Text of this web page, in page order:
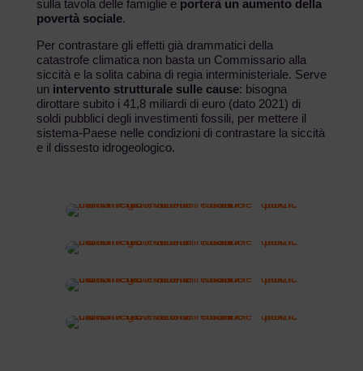
sulla tavola delle famiglie e porterà un aumento della
povertà sociale.
Per contrastare gli effetti già drammatici della
catastrofe climatica non basta un Commissario alla
siccità e la solita cabina di regia interministeriale. Serve
un intervento strutturale sulle cause: bisogna
dirottare subito i 41,8 miliardi di euro (dato 2021) di
soldi pubblici degli investimenti fossili, per mettere il
sistema-Paese nelle condizioni di contrastare la siccità
e il dissesto idrogeologico.